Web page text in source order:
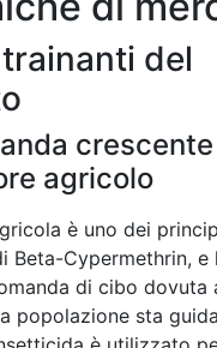
del
agricolo
è uno dei
Beta-Cypermethrin, e
di cibo dovuta
popolazione sta